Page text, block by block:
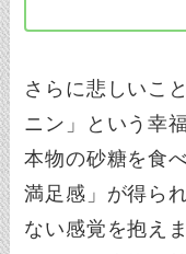
さらに悲しいこ
ニン」という幸
本物の砂糖を食
満足感」が得ら
ない感覚を抱え